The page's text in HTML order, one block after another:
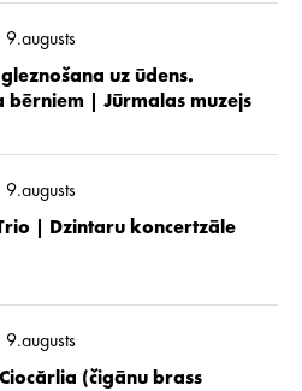
9.augusts
uz ūdens.
bērniem | Jūrmalas muzejs
9.augusts
| Dzintaru koncertzāle
9.augusts
(čigānu brass